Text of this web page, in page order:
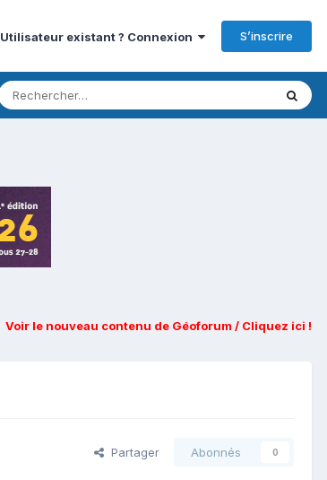
Utilisateur existant ? Connexion S’inscrire
Voir le nouveau contenu de Géoforum / Cliquez ici !
Partager Abonnés 0